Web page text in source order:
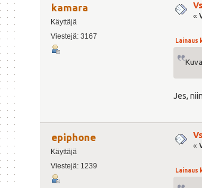
kamara
Käyttäjä
Viestejä: 3167
«
Lainaus
Jes,
epiphone
Käyttäjä
Viestejä: 1239
«
Lainaus